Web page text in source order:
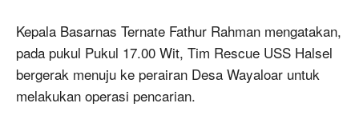
Kepala Basarnas Ternate Fathur Rahman mengatakan,
pada pukul Pukul 17.00 Wit, Tim Rescue USS Halsel
bergerak menuju ke perairan Desa Wayaloar untuk
melakukan operasi pencarian.